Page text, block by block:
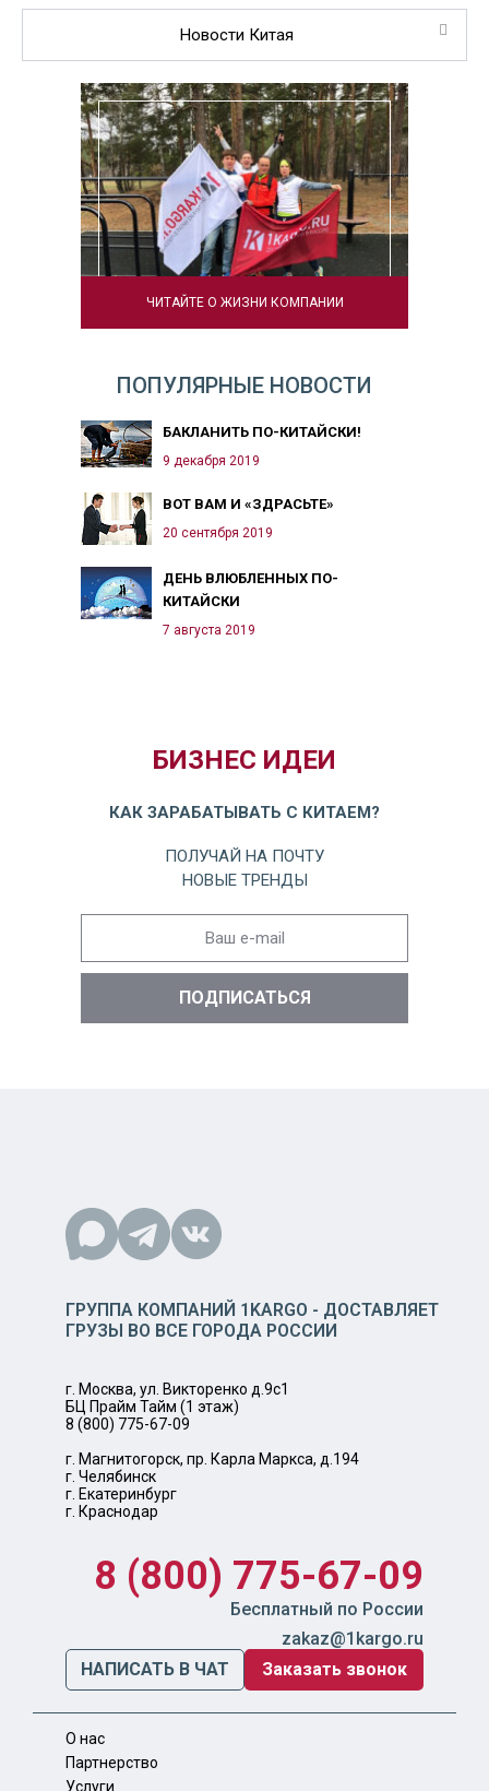
Новости Китая
ЧИТАЙТЕ О ЖИЗНИ КОМПАНИИ
ПОПУЛЯРНЫЕ НОВОСТИ
БАКЛАНИТЬ ПО-КИТАЙСКИ!
9 декабря 2019
ВОТ ВАМ И «ЗДРАСЬТЕ»
20 сентября 2019
ДЕНЬ ВЛЮБЛЕННЫХ ПО-
КИТАЙСКИ
7 августа 2019
БИЗНЕС ИДЕИ
КАК ЗАРАБАТЫВАТЬ С КИТАЕМ?
ПОЛУЧАЙ НА ПОЧТУ
НОВЫЕ ТРЕНДЫ
ГРУППА КОМПАНИЙ 1KARGO - ДОСТАВЛЯЕТ
ГРУЗЫ ВО ВСЕ ГОРОДА РОССИИ
г. Москва, ул. Викторенко д.9с1
БЦ Прайм Тайм (1 этаж)
8 (800) 775-67-09
г. Магнитогорск, пр. Карла Маркса, д.194
г. Челябинск
г. Екатеринбург
г. Краснодар
8 (800) 775-67-09
Бесплатный по России
zakaz@1kargo.ru
НАПИСАТЬ В ЧАТ
Заказать звонок
О нас
Партнерство
Услуги